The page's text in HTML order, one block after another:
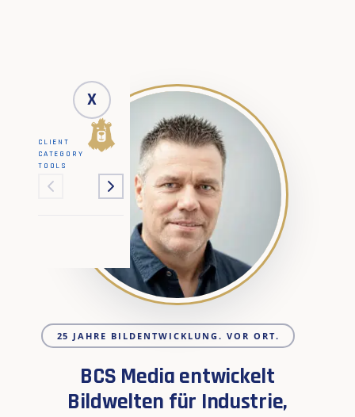
X
CLIENT
CATEGORY
TOOLS
25 JAHRE BILDENTWICKLUNG. VOR ORT.
BCS Media entwickelt
Bildwelten für Industrie,